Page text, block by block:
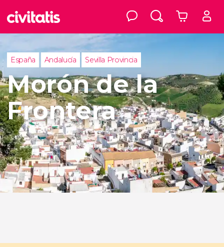
España Andalucía Sevilla Provincia
Morón de la
Frontera